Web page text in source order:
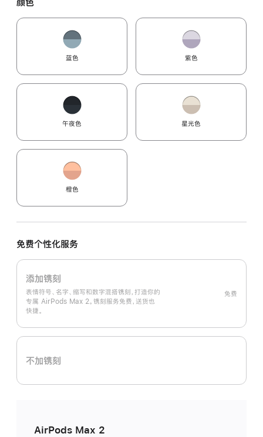
颜色
蓝色 紫色
午夜色 星光色
橙色
免费个性化服务
添加镌刻
表情符号、名字、缩写和数字混搭镌刻，打造你的
专属 AirPods Max 2。镌刻服务免费，送货也
快捷。
免费
不加镌刻
AirPods Max 2